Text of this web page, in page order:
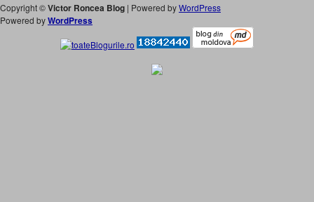
Copyright ©Victor Roncea Blog | Powered byWordPress
Powered byWordPress